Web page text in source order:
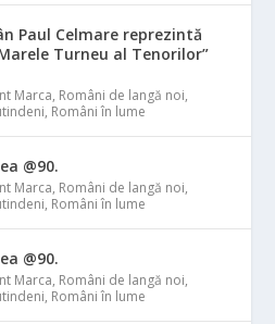
Paul Celmare reprezintă
Turneu al Tenorilor”
Marca, Români de langă noi,
, Români în lume
@90.
Marca, Români de langă noi,
, Români în lume
@90.
Marca, Români de langă noi,
, Români în lume